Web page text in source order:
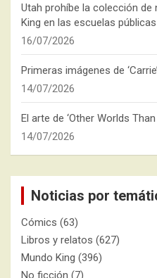
Utah prohíbe la colección
King en las escuelas públicas
16/07/2026
Primeras imágenes de ‘Carrie’
14/07/2026
El arte de ‘Other Worlds Than
14/07/2026
Noticias por
Cómics (63)
Libros y relatos (627)
Mundo King (396)